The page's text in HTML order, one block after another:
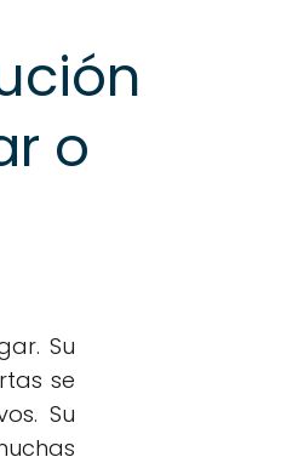
o
Su
se
Su